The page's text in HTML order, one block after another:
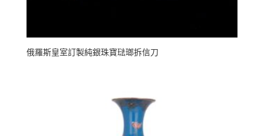
俄羅斯皇室訂製純銀珠寶琺瑯拆信刀